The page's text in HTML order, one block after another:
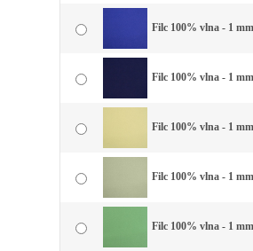
Filc 100% vlna - 1
Filc 100% vlna - 1
Filc 100% vlna - 1
Filc 100% vlna - 1
Filc 100% vlna - 1